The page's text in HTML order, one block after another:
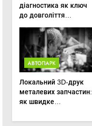
діагностика як ключ
до довголіття
агротехніки
АВТОПАРК
Локальний 3D-друк
металевих запчастин:
як швидке
посівну